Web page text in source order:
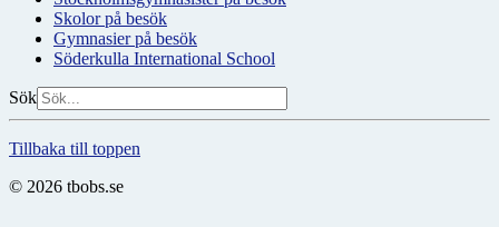
Skolor på besök
Gymnasier på besök
Söderkulla International School
Sök
Tillbaka till toppen
© 2026 tbobs.se